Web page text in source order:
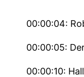
00:00:04:
00:00:05:
00:00:10: